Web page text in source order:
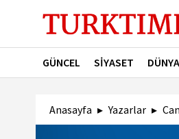
GÜNCEL SİYASET DÜNYA
Anasayfa Yazarlar